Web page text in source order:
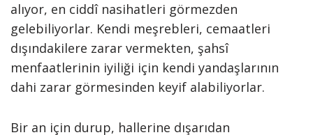
alıyor, en ciddî nasihatleri görmezden
gelebiliyorlar. Kendi meşrebleri, cemaatleri
dışındakilere zarar vermekten, şahsî
menfaatlerinin iyiliği için kendi yandaşlarının
dahi zarar görmesinden keyif alabiliyorlar.
Bir an için durup, hallerine dışarıdan